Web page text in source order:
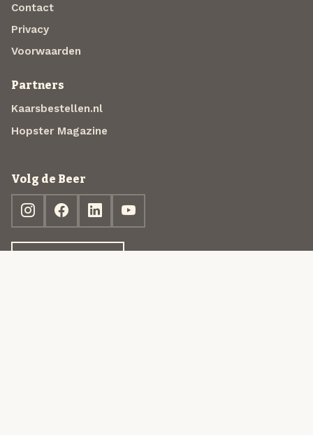
Contact
Privacy
Voorwaarden
Partners
Kaarsbestellen.nl
Hopster Magazine
Volg de Beer